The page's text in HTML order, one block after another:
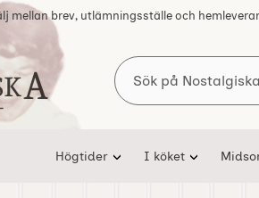
mellan brev, utlämningsställe och
för Nostalgiska
Sök
Högtider I köket